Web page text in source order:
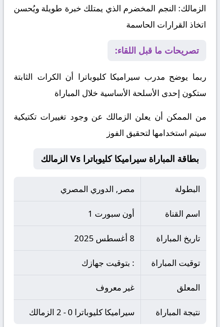
الزمالك: النجم المخضرم الذي يمتلك خبرة طويلة ويُحسن
اتخاذ القرارات الحاسمة
تصريحات ما قبل اللقاء:
ربما يوضح مدرب سيراميكا كليوباترا أن الكرات الثابتة
ستكون إحدى الأسلحة الأساسية خلال المباراة
من الممكن أن يعلن الزمالك عن وجود تغييرات تكتيكية
سيتم استخدامها لتحقيق الفوز
بطاقة المباراة سيراميكا كليوباترا Vs الزمالك
البطولة مصر, الدوري المصري
اسم القناة أون سبورت 1
تاريخ المباراة 8 أغسطس 2025
توقيت المباراة : بتوقيت جهازك
المعلق غير معروف
نتيجة المباراة سيراميكا كليوباترا 0 - 2 الزمالك